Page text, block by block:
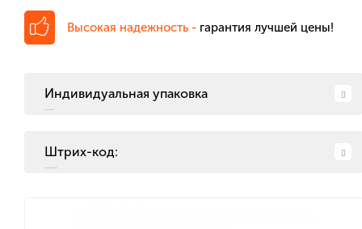
Высокая надежность - гарантия лучшей цены!
Индивидуальная упаковка
Штрих-код: